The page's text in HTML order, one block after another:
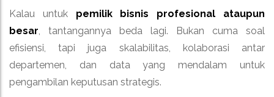
Kalau untuk pemilik bisnis profesional ataupun
besar, tantangannya beda lagi. Bukan cuma soal
efisiensi, tapi juga skalabilitas, kolaborasi antar
departemen, dan data yang mendalam untuk
pengambilan keputusan strategis.